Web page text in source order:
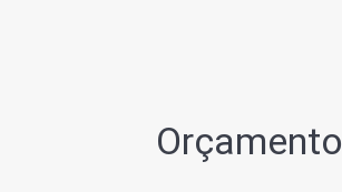
Orçamento